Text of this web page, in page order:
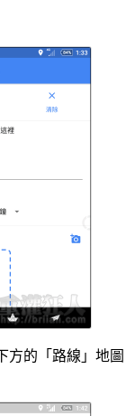
方的「路線」地圖